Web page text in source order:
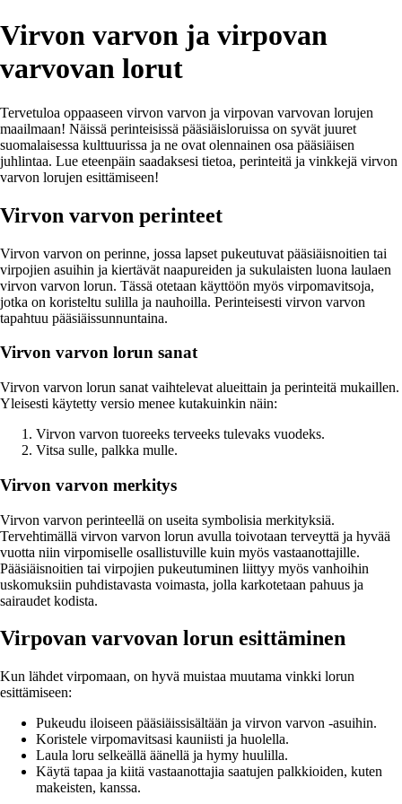
Virvon varvon ja virpovan
varvovan lorut
Tervetuloa oppaaseen virvon varvon ja virpovan varvovan lorujen
maailmaan! Näissä perinteisissä pääsiäisloruissa on syvät juuret
suomalaisessa kulttuurissa ja ne ovat olennainen osa pääsiäisen
juhlintaa. Lue eteenpäin saadaksesi tietoa, perinteitä ja vinkkejä virvon
varvon lorujen esittämiseen!
Virvon varvon perinteet
Virvon varvon on perinne, jossa lapset pukeutuvat pääsiäisnoitien tai
virpojien asuihin ja kiertävät naapureiden ja sukulaisten luona laulaen
virvon varvon lorun. Tässä otetaan käyttöön myös virpomavitsoja,
jotka on koristeltu sulilla ja nauhoilla. Perinteisesti virvon varvon
tapahtuu pääsiäissunnuntaina.
Virvon varvon lorun sanat
Virvon varvon lorun sanat vaihtelevat alueittain ja perinteitä mukaillen.
Yleisesti käytetty versio menee kutakuinkin näin:
Virvon varvon tuoreeks terveeks tulevaks vuodeks.
Vitsa sulle, palkka mulle.
Virvon varvon merkitys
Virvon varvon perinteellä on useita symbolisia merkityksiä.
Tervehtimällä virvon varvon lorun avulla toivotaan terveyttä ja hyvää
vuotta niin virpomiselle osallistuville kuin myös vastaanottajille.
Pääsiäisnoitien tai virpojien pukeutuminen liittyy myös vanhoihin
uskomuksiin puhdistavasta voimasta, jolla karkotetaan pahuus ja
sairaudet kodista.
Virpovan varvovan lorun esittäminen
Kun lähdet virpomaan, on hyvä muistaa muutama vinkki lorun
esittämiseen:
Pukeudu iloiseen pääsiäissisältään ja virvon varvon -asuihin.
Koristele virpomavitsasi kauniisti ja huolella.
Laula loru selkeällä äänellä ja hymy huulilla.
Käytä tapaa ja kiitä vastaanottajia saatujen palkkioiden, kuten
makeisten, kanssa.